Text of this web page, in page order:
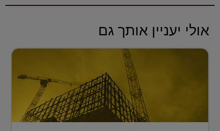
אולי יעניין אותך גם